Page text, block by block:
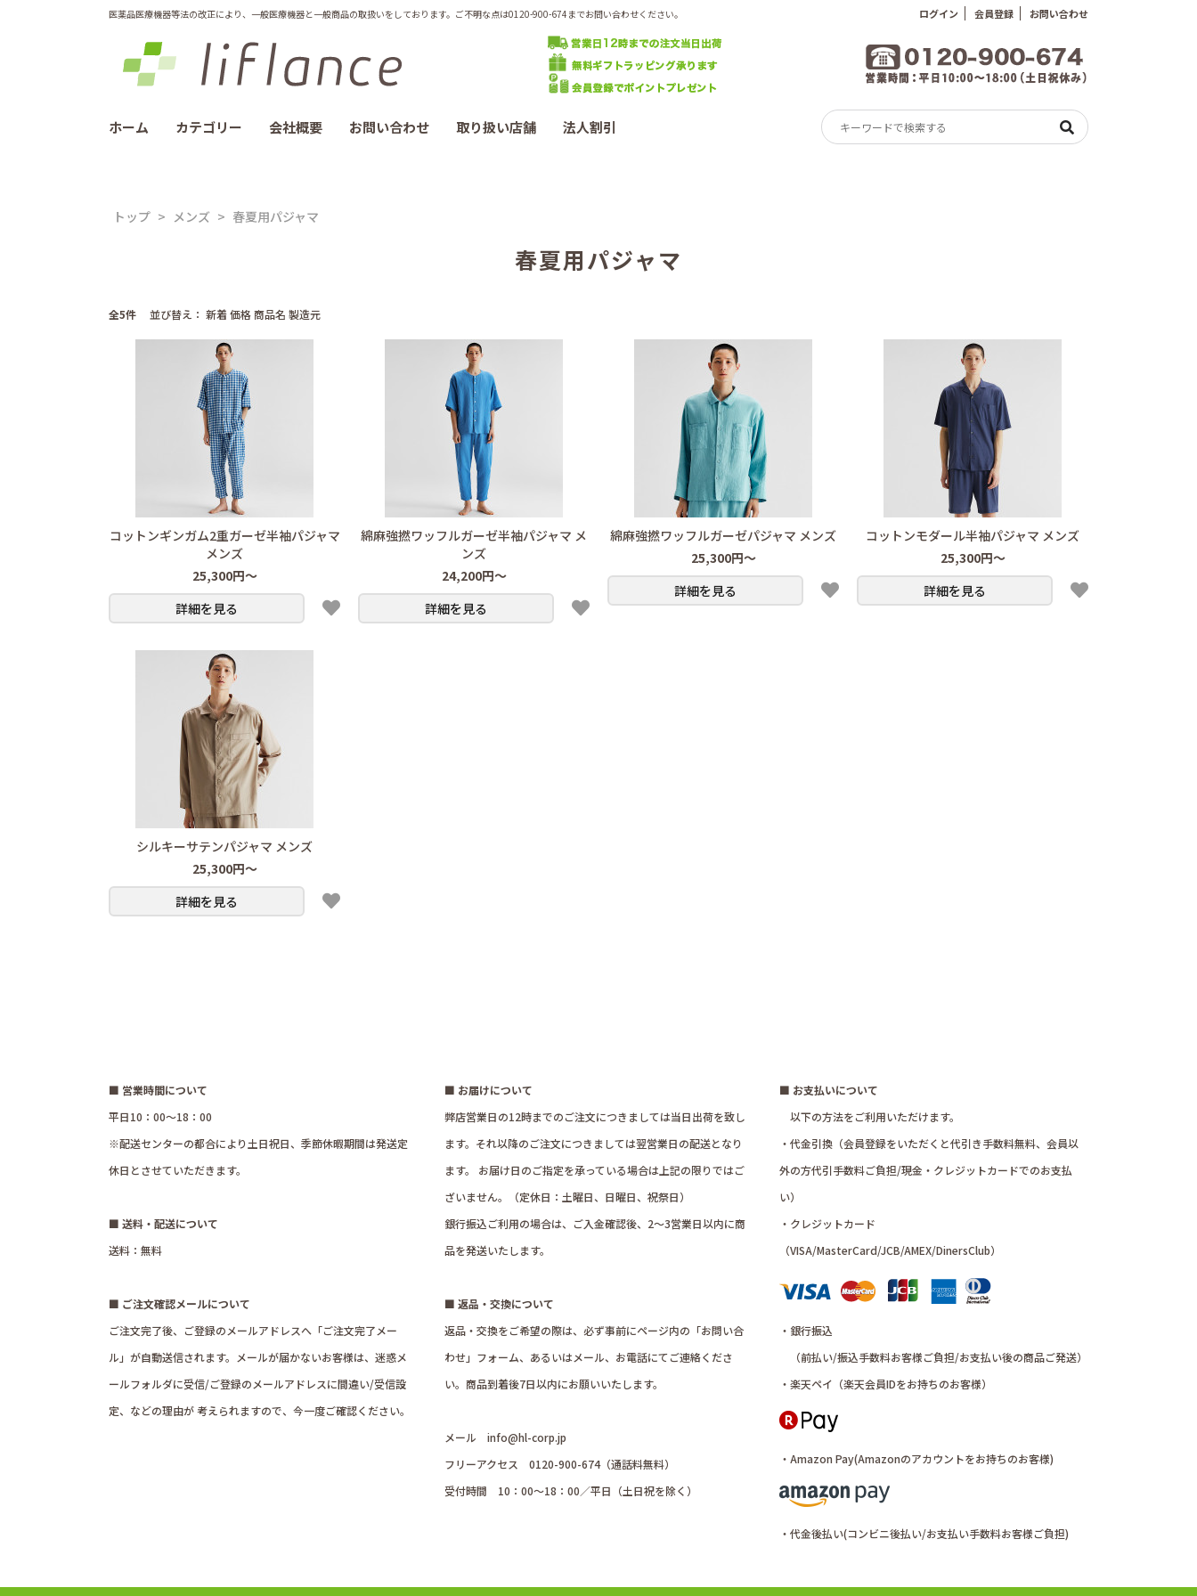
医薬品医療機器等法の改正により、一般医療機器と一般商品の取扱いをしております。ご不明な点は0120-900-674までお問い合わせください。 ログイン 会員登録 お問い合わせ
ホーム カテゴリー 会社概要 お問い合わせ 取り扱い店舗 法人割引
トップ > メンズ > 春夏用パジャマ
春夏用パジャマ
全5件 並び替え： 新着価格商品名 製造元
コットンギンガム2重ガーゼ半袖パジャマ
メンズ
25,300円～
詳細を見る
綿麻強撚ワッフルガーゼ半袖パジャマ メ
ンズ
24,200円～
詳細を見る
綿麻強撚ワッフルガーゼパジャマ メンズ
25,300円～
詳細を見る
コットンモダール半袖パジャマ メンズ
25,300円～
詳細を見る
シルキーサテンパジャマ メンズ
25,300円～
詳細を見る
■ 営業時間について
平日10：00～18：00
※配送センターの都合により土日祝日、季節休暇期間は発送定
休日とさせていただきます。
■ 送料・配送について
送料：無料
■ ご注文確認メールについて
ご注文完了後、ご登録のメールアドレスへ「ご注文完了メー
ル」が自動送信されます。メールが届かないお客様は、迷惑メ
ールフォルダに受信/ご登録のメールアドレスに間違い/受信設
定、などの理由が 考えられますので、今一度ご確認ください。
■ お届けについて
弊店営業日の12時までのご注文につきましては当日出荷を致し
ます。それ以降のご注文につきましては翌営業日の配送となり
ます。 お届け日のご指定を承っている場合は上記の限りではご
ざいません。（定休日：土曜日、日曜日、祝祭日）
銀行振込ご利用の場合は、ご入金確認後、2～3営業日以内に商
品を発送いたします。
■ 返品・交換について
返品・交換をご希望の際は、必ず事前にページ内の「お問い合
わせ」フォーム、あるいはメール、お電話にてご連絡くださ
い。商品到着後7日以内にお願いいたします。
メール info@hl-corp.jp
フリーアクセス 0120-900-674（通話料無料）
受付時間 10：00～18：00／平日（土日祝を除く）
■ お支払いについて
以下の方法をご利用いただけます。
・代金引換（会員登録をいただくと代引き手数料無料、会員以
外の方代引手数料ご負担/現金・クレジットカードでのお支払
い）
・クレジットカード
（VISA/MasterCard/JCB/AMEX/DinersClub）
・銀行振込
（前払い/振込手数料お客様ご負担/お支払い後の商品ご発送）
・楽天ペイ（楽天会員IDをお持ちのお客様）
・Amazon Pay(Amazonのアカウントをお持ちのお客様)
・代金後払い(コンビニ後払い/お支払い手数料お客様ご負担)